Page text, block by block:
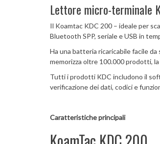
Lettore micro-terminale
Il Koamtac KDC 200 – ideale per
Bluetooth SPP, seriale e USB in
Ha una batteria ricaricabile facile
memorizza oltre 100.000 prodotti,
Tutti i prodotti KDC includono il
verificazione dei dati, codici e
Caratteristiche principali